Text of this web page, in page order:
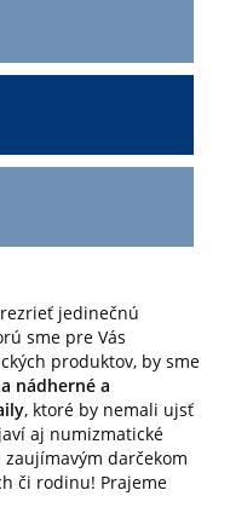
jedinečnú
sme pre Vás
produktov, by sme
nádherné a
, ktoré by nemali ujsť
aj numizmatické
darčekom
či rodinu! Prajeme